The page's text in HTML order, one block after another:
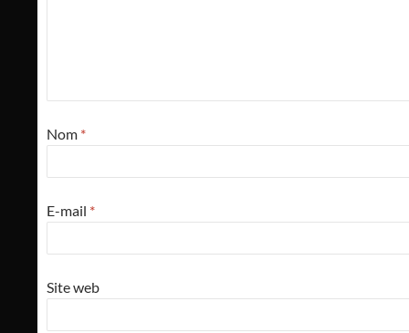
Nom *
E-mail *
Site web